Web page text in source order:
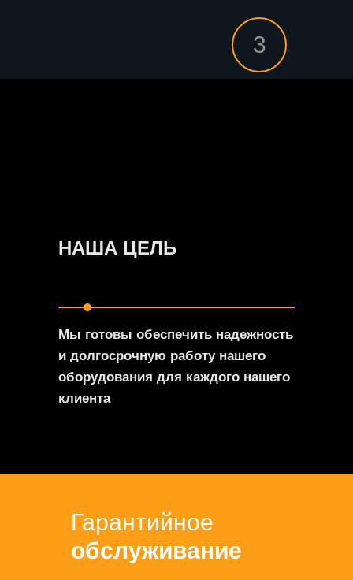
3
НАША ЦЕЛЬ
Мы готовы обеспечить надежность
и долгосрочную работу нашего
оборудования для каждого нашего
клиента
Гарантийное
обслуживание